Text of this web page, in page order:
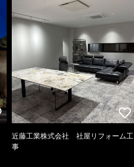
近藤工業株式会社 社屋リフォーム工
事